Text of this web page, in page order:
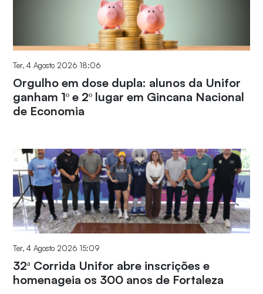
Ter, 4 Agosto 2026 18:06
Orgulho em dose dupla: alunos da Unifor
ganham 1º e 2º lugar em Gincana Nacional
de Economia
Ter, 4 Agosto 2026 15:09
32ª Corrida Unifor abre inscrições e
homenageia os 300 anos de Fortaleza